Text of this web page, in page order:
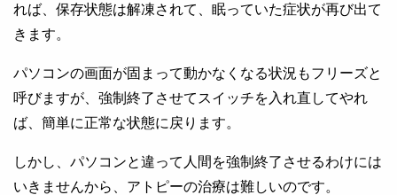
れば、保存状態は解凍されて、眠っていた症状が再び出て
きます。
パソコンの画面が固まって動かなくなる状況もフリーズと
呼びますが、強制終了させてスイッチを入れ直してやれ
ば、簡単に正常な状態に戻ります。
しかし、パソコンと違って人間を強制終了させるわけには
いきませんから、アトピーの治療は難しいのです。